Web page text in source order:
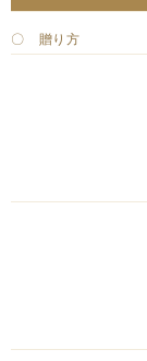
〇 贈り方